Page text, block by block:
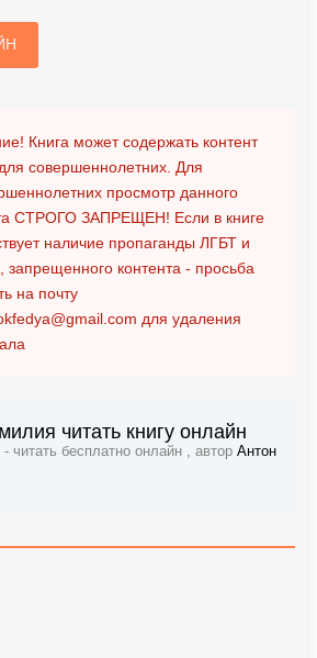
Книга может содержать контент
совершеннолетних. Для
просмотр данного
СТРОГО ЗАПРЕЩЕН! Если в книге
наличие пропаганды ЛГБТ и
запрещенного контента - просьба
на почту
для удаления
читать книгу онлайн
бесплатно онлайн , автор Антон